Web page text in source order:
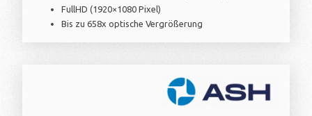
FullHD (1920×1080 Pixel)
Bis zu 658x optische Vergrößerung